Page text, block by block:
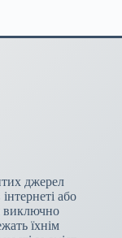
джерел
або
виключно
їхнім